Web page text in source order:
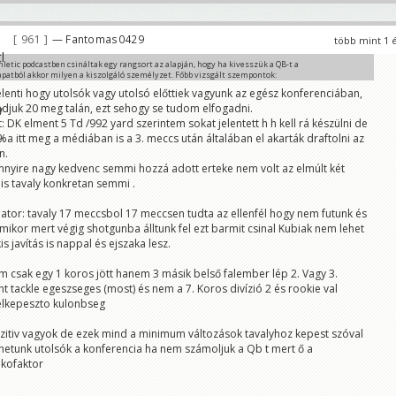
több mint 1
961 — Fantomas0429
podcastben csináltak egy rangsort az alapján, hogy ha kivesszük a QB-t a
akkor milyen a kiszolgáló személyzet. Főbb vizsgált szempontok:
mentén az NFC-ben az egyik embernél 15. a másiknál 16. helyen végeztünk.
ennyire szar lenne a helyzet? Mit gondoltok?
Sebii
baromi nagy bull shit és remélem bizonyitani is fogjuk.
h a játék hivas vagy támadó koordinátor milyen lesz?
kupp le sérül e ,mert neki ez a baja ?
barner nem lesz e brutalis második évére hogy a futok mennyire lesznek sérültek és
milyen lesz.
senki se tudja foleg ameddig egy meccset se jatszottunk a nagy "szakik" beszelnek
baromságot mert fél év múlva senki se emlékezteti őket a mostani véleményekre
szamit.
nem nagyon mert senki se tud semmit .
vedheto az NFC 15-16/16 szerintem. A falunk az egesz ligaban az egyik legrosszabb volt.
koros tehetseg ugyan. A WR room egyertelmuen gyengebb lett papiron, sok a kerdes Kupp
Jatekhivas lutri, elso szezonjaban lesz itt az uj OC.
realis, hogy ilyen 15-20/32 korul leszunk a tamadoknal, de azt is ertem, miert tesz
az NFC-ben.
hogy utolsók vagy utolsó előttiek vagyunk az egész konferenciában,
20 meg talán, ezt sehogy se tudom elfogadni.
DK elment 5 Td /992 yard szerintem sokat jelentett h h kell rá készülni de
itt meg a médiában is a 3. meccs után általában el akarták draftolni az
nagy kedvenc semmi hozzá adott erteke nem volt az elmúlt két
tavaly konkretan semmi .
tavaly 17 meccsbol 17 meccsen tudta az ellenfél hogy nem futunk és
mert végig shotgunba álltunk fel ezt barmit csinal Kubiak nem lehet
javítás is nappal és ejszaka lesz.
csak egy 1 koros jött hanem 3 másik belső falember lép 2. Vagy 3.
tackle egeszseges (most) és nem a 7. Koros divízió 2 és rookie val
kulonbseg
vagyok de ezek mind a minimum változások tavalyhoz kepest szóval
utolsók a konferencia ha nem számoljuk a Qb t mert ő a